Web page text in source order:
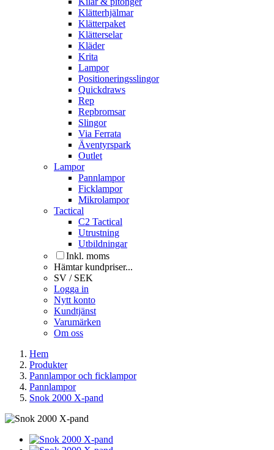
Klätterhjälmar
Klätterpaket
Klätterselar
Kläder
Krita
Lampor
Positioneringsslingor
Quickdraws
Rep
Repbromsar
Slingor
Via Ferrata
Äventyrspark
Outlet
Lampor
Pannlampor
Ficklampor
Mikrolampor
Tactical
C2 Tactical
Utrustning
Utbildningar
Inkl. moms
Hämtar kundpriser...
SV / SEK
Logga in
Nytt konto
Kundtjänst
Varumärken
Om oss
Hem
Produkter
Pannlampor och ficklampor
Pannlampor
Snok 2000 X-pand